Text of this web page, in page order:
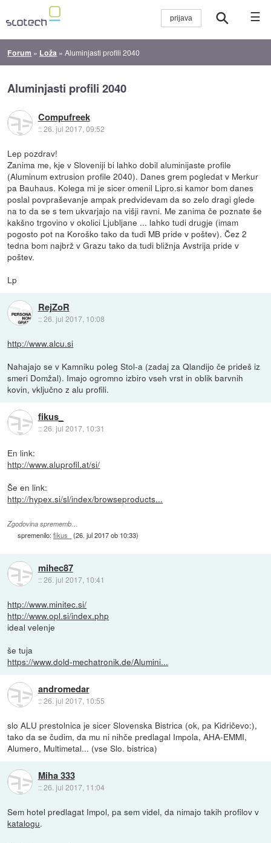
☰
Forum » Loža »Aluminjasti profili 2040
Aluminjasti profili 2040
Compufreek
::26. jul 2017, 09:52
Lep pozdrav!
Zanima me, kje v Sloveniji bi lahko dobil aluminijaste profile
(Aluminum extrusion profile 2040). Danes grem pogledat v Merkur
pa Bauhaus. Kolega mi je sicer omenil Lipro.si kamor bom danes
poslal povpraševanje ampak predvidevam da so zelo dragi glede
na to da se s tem ukvarjajo na višji ravni. Me zanima če poznate še
kakšno trgovino v okolici Ljubljane ... lahko tudi drugje (imam
pogosto pot na Koroško tako da tudi MB pride v poštev). Čez 2
tedna bom najbrž v Grazu tako da tudi bližnja Avstrija pride v
poštev.
Lp
RejZoR
::26. jul 2017, 10:08
http://www.alcu.si
Nahajajo se v Kamniku poleg Stol-a (zadaj za Qlandijo če prideš iz
smeri Domžal). Imajo ogromno izbiro vseh vrst in oblik barvnih
kovin, vključno z alu profili.
fikus_
::26. jul 2017, 10:31
En link:
http://www.aluprofil.at/si/
Še en link:
http://hypex.si/sl/index/browseproducts...
Zgodovina sprememb…
spremenilo:fikus_ (26. jul 2017 ob 10:33)
mihec87
::26. jul 2017, 10:41
http://www.minitec.si/
http://www.opl.si/index.php
ideal velenje
še tuja
https://www.dold-mechatronik.de/Alumini...
andromedar
::26. jul 2017, 10:55
slo ALU prestolnica je sicer Slovenska Bistrica (ok, pa Kidričevo:),
tako da se čudim, da mu ni nihče predlagal Impola, AHA-EMMI,
Alumero, Multimetal... (vse Slo. bistrica)
Miha 333
::26. jul 2017, 11:04
Sem hotel predlagat Impol, pa sem videl, da nimajo takih profilov v
katalogu.